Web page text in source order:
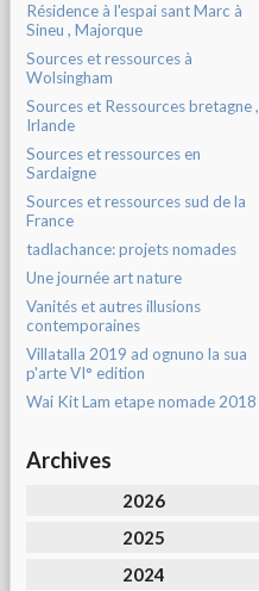
Résidence à l'espai sant Marc à
Sineu , Majorque
Sources et ressources à
Wolsingham
Sources et Ressources bretagne ,
Irlande
Sources et ressources en
Sardaigne
Sources et ressources sud de la
France
tadlachance: projets nomades
Une journée art nature
Vanités et autres illusions
contemporaines
Villatalla 2019 ad ognuno la sua
p'arte VI° edition
Wai Kit Lam etape nomade 2018
Archives
2026
2025
2024